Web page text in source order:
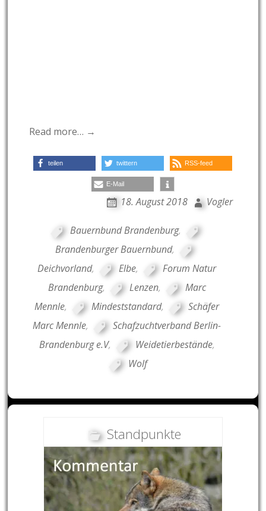
Read more… →
teilen twittern RSS-feed
E-Mail
18. August 2018 Vogler
Bauernbund Brandenburg,
Brandenburger Bauernbund,
Deichvorland, Elbe,
Forum Natur
Brandenburg, Lenzen,
Marc
Mennle, Mindeststandard,
Schäfer
Marc Mennle,
Schafzuchtverband Berlin-
Brandenburg e.V, Weidetierbestände,
Wolf
Standpunkte